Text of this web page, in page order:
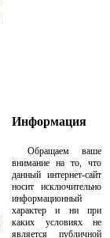
Информация
Обращаем ваше
внимание на то, что
данный интернет-сайт
носит исключительно
информационный
характер и ни при
каких условиях не
является публичной